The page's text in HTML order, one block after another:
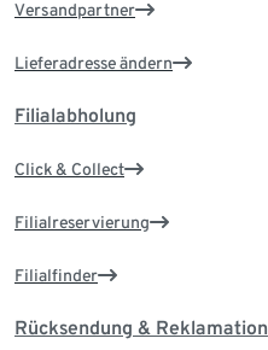
Versandpartner
Lieferadresse ändern
Filialabholung
Click & Collect
Filialreservierung
Filialfinder
Rücksendung & Reklamation